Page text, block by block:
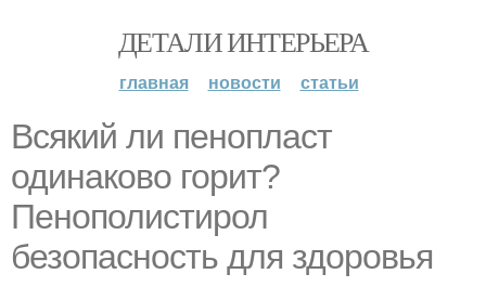
ДЕТАЛИ ИНТЕРЬЕРА
главная новости статьи
Всякий ли пенопласт
одинаково горит?
Пенополистирол
безопасность для здоровья